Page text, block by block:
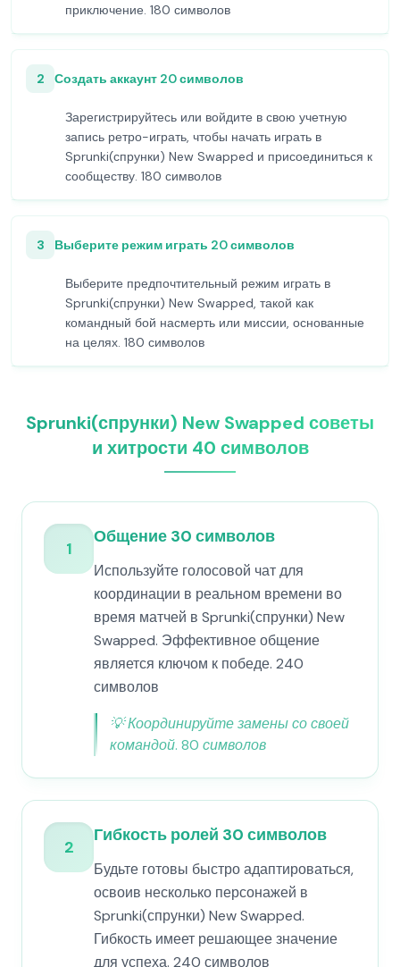
приключение. 180 символов
2 Создать аккаунт 20 символов
Зарегистрируйтесь или войдите в свою учетную
запись ретро-играть, чтобы начать играть в
Sprunki(спрунки) New Swapped и присоединиться к
сообществу. 180 символов
3 Выберите режим играть 20 символов
Выберите предпочтительный режим играть в
Sprunki(спрунки) New Swapped, такой как
командный бой насмерть или миссии, основанные
на целях. 180 символов
Sprunki(спрунки) New Swapped советы
и хитрости 40 символов
1
Общение 30 символов
Используйте голосовой чат для
координации в реальном времени во
время матчей в Sprunki(спрунки) New
Swapped. Эффективное общение
является ключом к победе. 240
символов
💡Координируйте замены со своей
командой. 80 символов
2
Гибкость ролей 30 символов
Будьте готовы быстро адаптироваться,
освоив несколько персонажей в
Sprunki(спрунки) New Swapped.
Гибкость имеет решающее значение
для успеха. 240 символов